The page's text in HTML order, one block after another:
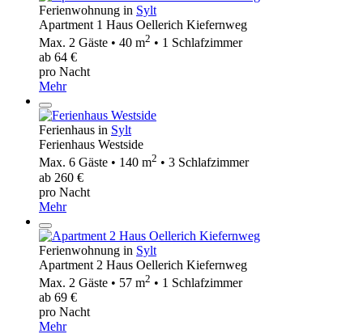
Ferienwohnung in Sylt
Apartment 1 Haus Oellerich Kiefernweg
Max. 2 Gäste • 40 m2 • 1 Schlafzimmer
ab 64 €
pro Nacht
Mehr
Ferienhaus in Sylt
Ferienhaus Westside
Max. 6 Gäste • 140 m2 • 3 Schlafzimmer
ab 260 €
pro Nacht
Mehr
Ferienwohnung in Sylt
Apartment 2 Haus Oellerich Kiefernweg
Max. 2 Gäste • 57 m2 • 1 Schlafzimmer
ab 69 €
pro Nacht
Mehr